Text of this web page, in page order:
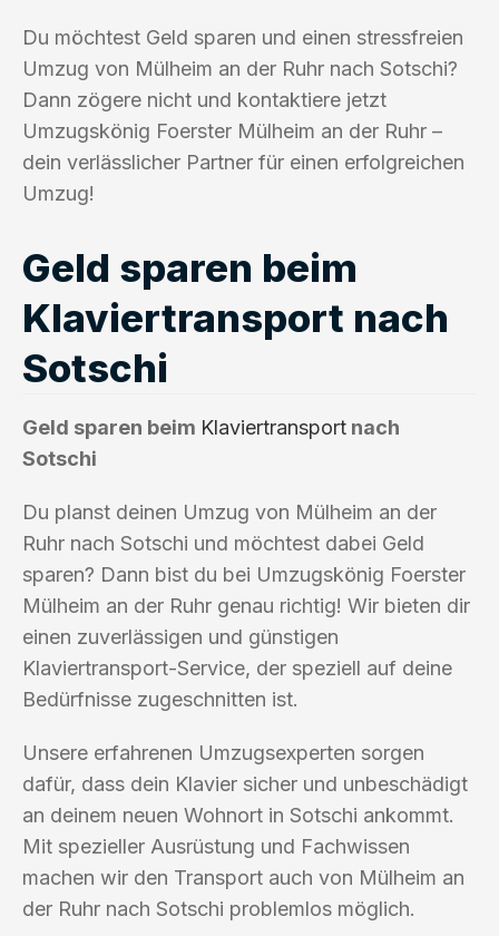
Du möchtest Geld sparen und einen stressfreien
Umzug von Mülheim an der Ruhr nach Sotschi?
Dann zögere nicht und kontaktiere jetzt
Umzugskönig Foerster Mülheim an der Ruhr –
dein verlässlicher Partner für einen erfolgreichen
Umzug!
Geld sparen beim
Klaviertransport nach
Sotschi
Geld sparen beim Klaviertransport nach
Sotschi
Du planst deinen Umzug von Mülheim an der
Ruhr nach Sotschi und möchtest dabei Geld
sparen? Dann bist du bei Umzugskönig Foerster
Mülheim an der Ruhr genau richtig! Wir bieten dir
einen zuverlässigen und günstigen
Klaviertransport-Service, der speziell auf deine
Bedürfnisse zugeschnitten ist.
Unsere erfahrenen Umzugsexperten sorgen
dafür, dass dein Klavier sicher und unbeschädigt
an deinem neuen Wohnort in Sotschi ankommt.
Mit spezieller Ausrüstung und Fachwissen
machen wir den Transport auch von Mülheim an
der Ruhr nach Sotschi problemlos möglich.